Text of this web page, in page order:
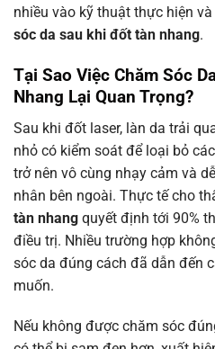
nhiều vào kỹ thuật thực hiện
sóc da sau khi đốt tàn nhang.
Tại Sao Việc Chăm Sóc
Nhang Lại Quan Trọng?
Sau khi đốt laser, làn da trải
nhỏ có kiểm soát để loại bỏ
trở nên vô cùng nhạy cảm và
nhân bên ngoài. Thực tế cho
tàn nhang quyết định tới 90%
điều trị. Nhiều trường hợp
sóc da đúng cách đã dẫn đến
muốn.
Nếu không được chăm sóc